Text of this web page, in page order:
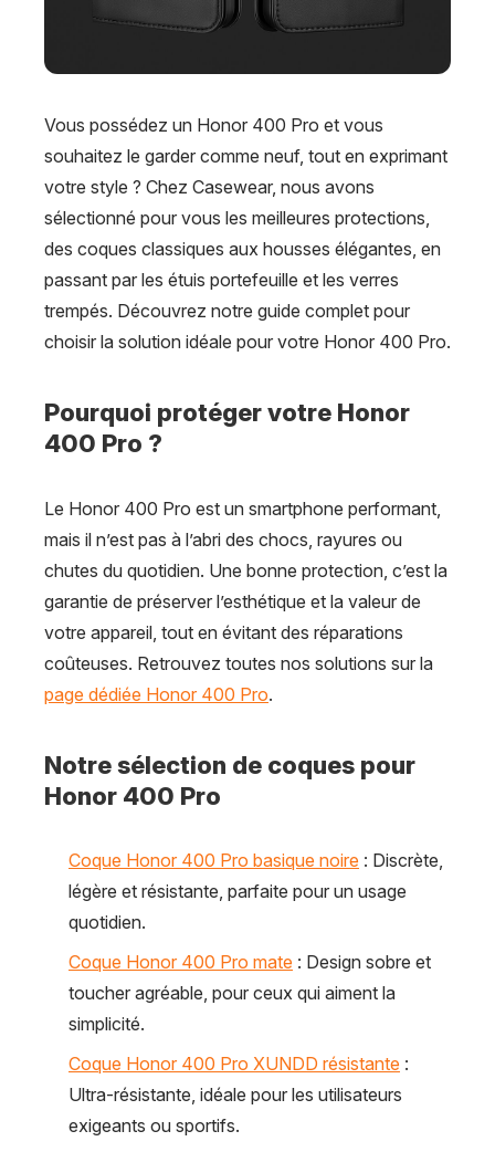
Vous possédez un Honor 400 Pro et vous
souhaitez le garder comme neuf, tout en exprimant
votre style ? Chez Casewear, nous avons
sélectionné pour vous les meilleures protections,
des coques classiques aux housses élégantes, en
passant par les étuis portefeuille et les verres
trempés. Découvrez notre guide complet pour
choisir la solution idéale pour votre Honor 400 Pro.
Pourquoi protéger votre Honor
400 Pro ?
Le Honor 400 Pro est un smartphone performant,
mais il n’est pas à l’abri des chocs, rayures ou
chutes du quotidien. Une bonne protection, c’est la
garantie de préserver l’esthétique et la valeur de
votre appareil, tout en évitant des réparations
coûteuses. Retrouvez toutes nos solutions sur la
page dédiée Honor 400 Pro.
Notre sélection de coques pour
Honor 400 Pro
Coque Honor 400 Pro basique noire : Discrète,
légère et résistante, parfaite pour un usage
quotidien.
Coque Honor 400 Pro mate : Design sobre et
toucher agréable, pour ceux qui aiment la
simplicité.
Coque Honor 400 Pro XUNDD résistante :
Ultra-résistante, idéale pour les utilisateurs
exigeants ou sportifs.